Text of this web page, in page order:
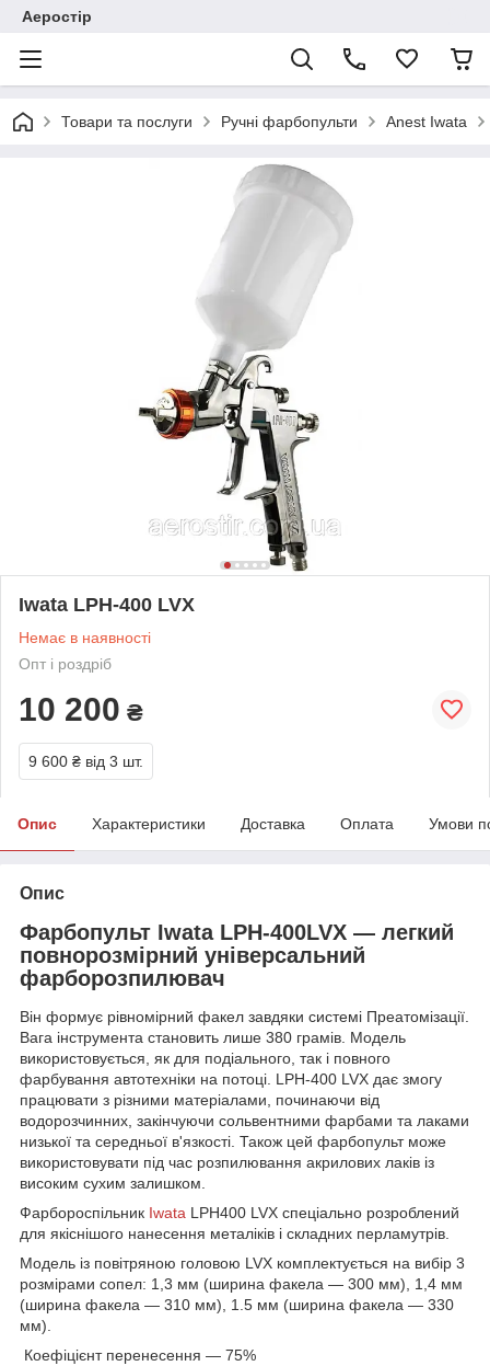
Аеростір
Товари та послуги Ручні фарбопульти Anest Iwata
Iwata LPH-400 LVX
Немає в наявності
Опт і роздріб
10 200 ₴
9 600 ₴ від 3 шт.
Опис Характеристики Доставка Оплата Умови
Опис
Фарбопульт Iwata LPH-400LVX — легкий
повнорозмірний універсальний
фарборозпилювач
Він формує рівномірний факел завдяки системі Преатомізації.
Вага інструмента становить лише 380 грамів. Модель
використовується, як для подіального, так і повного
фарбування автотехніки на потоці. LPH-400 LVX дає змогу
працювати з різними матеріалами, починаючи від
водорозчинних, закінчуючи сольвентними фарбами та лаками
низької та середньої в'язкості. Також цей фарбопульт може
використовувати під час розпилювання акрилових лаків із
високим сухим залишком.
Фарбороспільник Iwata LPH400 LVX спеціально розроблений
для якіснішого нанесення металіків і складних перламутрів.
Модель із повітряною головою LVX комплектується на вибір 3
розмірами сопел: 1,3 мм (ширина факела — 300 мм), 1,4 мм
(ширина факела — 310 мм), 1.5 мм (ширина факела — 330
мм).
Коефіцієнт перенесення — 75%